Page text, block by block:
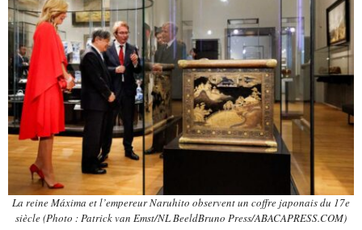
La reine Máxima et l’empereur Naruhito observent un coffre japonais du 17e
siècle (Photo : Patrick van Emst/NL BeeldBruno Press/ABACAPRESS.COM)